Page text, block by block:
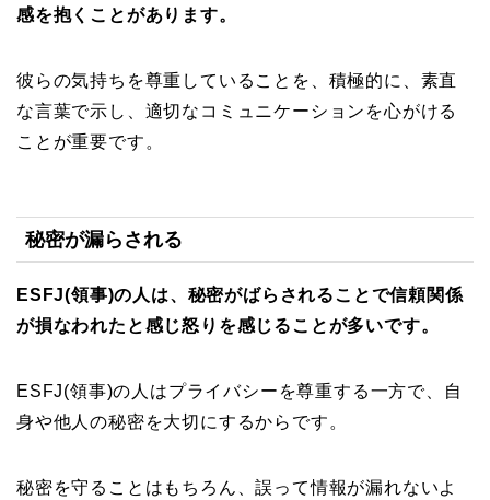
感を抱くことがあります。
彼らの気持ちを尊重していることを、積極的に、素直
な言葉で示し、適切なコミュニケーションを心がける
ことが重要です。
秘密が漏らされる
ESFJ(領事)の人は、秘密がばらされることで信頼関係
が損なわれたと感じ怒りを感じることが多いです。
ESFJ(領事)の人はプライバシーを尊重する一方で、自
身や他人の秘密を大切にするからです。
秘密を守ることはもちろん、誤って情報が漏れないよ